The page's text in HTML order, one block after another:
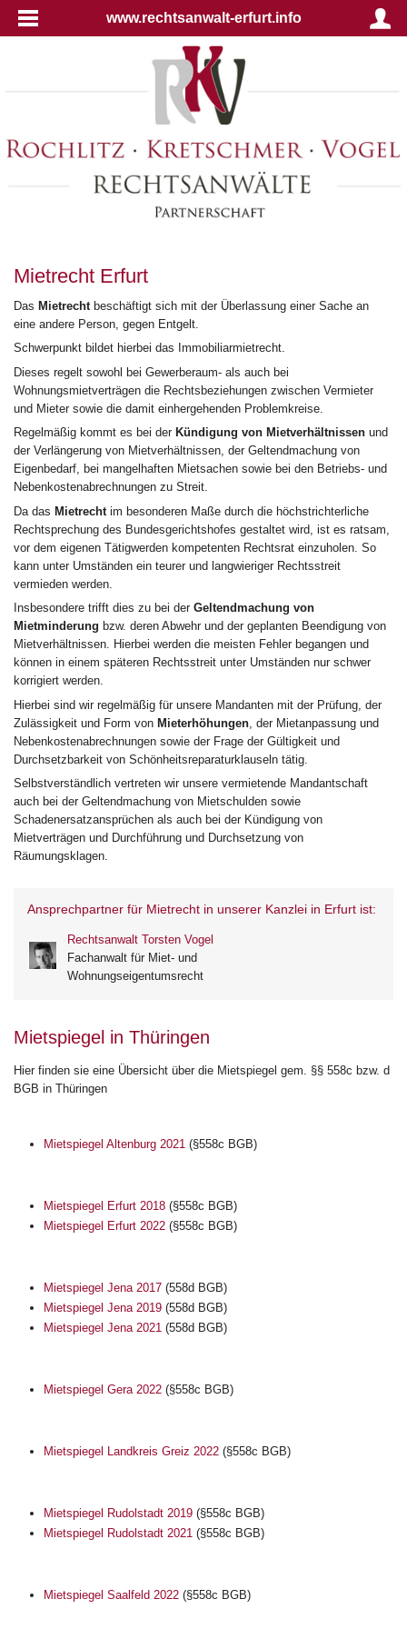
www.rechtsanwalt-erfurt.info
Mietrecht Erfurt
Das Mietrecht beschäftigt sich mit der Überlassung einer Sache an
eine andere Person, gegen Entgelt.
Schwerpunkt bildet hierbei das Immobiliarmietrecht.
Dieses regelt sowohl bei Gewerberaum- als auch bei
Wohnungsmietverträgen die Rechtsbeziehungen zwischen Vermieter
und Mieter sowie die damit einhergehenden Problemkreise.
Regelmäßig kommt es bei der Kündigung von Mietverhältnissen und
der Verlängerung von Mietverhältnissen, der Geltendmachung von
Eigenbedarf, bei mangelhaften Mietsachen sowie bei den Betriebs- und
Nebenkostenabrechnungen zu Streit.
Da das Mietrecht im besonderen Maße durch die höchstrichterliche
Rechtsprechung des Bundesgerichtshofes gestaltet wird, ist es ratsam,
vor dem eigenen Tätigwerden kompetenten Rechtsrat einzuholen. So
kann unter Umständen ein teurer und langwieriger Rechtsstreit
vermieden werden.
Insbesondere trifft dies zu bei der Geltendmachung von
Mietminderung bzw. deren Abwehr und der geplanten Beendigung von
Mietverhältnissen. Hierbei werden die meisten Fehler begangen und
können in einem späteren Rechtsstreit unter Umständen nur schwer
korrigiert werden.
Hierbei sind wir regelmäßig für unsere Mandanten mit der Prüfung, der
Zulässigkeit und Form von Mieterhöhungen , der Mietanpassung und
Nebenkostenabrechnungen sowie der Frage der Gültigkeit und
Durchsetzbarkeit von Schönheitsreparaturklauseln tätig.
Selbstverständlich vertreten wir unsere vermietende Mandantschaft
auch bei der Geltendmachung von Mietschulden sowie
Schadenersatzansprüchen als auch bei der Kündigung von
Mietverträgen und Durchführung und Durchsetzung von
Räumungsklagen.
Ansprechpartner für Mietrecht in unserer Kanzlei in Erfurt ist:
Rechtsanwalt Torsten Vogel
Fachanwalt für Miet- und
Wohnungseigentumsrecht
Mietspiegel in Thüringen
Hier finden sie eine Übersicht über die Mietspiegel gem. §§ 558c bzw. d
BGB in Thüringen
Mietspiegel Altenburg 2021 (§558c BGB)
Mietspiegel Erfurt 2018(§558c BGB)
Mietspiegel Erfurt 2022(§558c BGB)
Mietspiegel Jena 2017(558d BGB)
Mietspiegel Jena 2019(558d BGB)
Mietspiegel Jena 2021 (558d BGB)
Mietspiegel Gera 2022(§558c BGB)
Mietspiegel Landkreis Greiz 2022(§558c BGB)
Mietspiegel Rudolstadt 2019(§558c BGB)
Mietspiegel Rudolstadt 2021 (§558c BGB)
Mietspiegel Saalfeld 2022(§558c BGB)